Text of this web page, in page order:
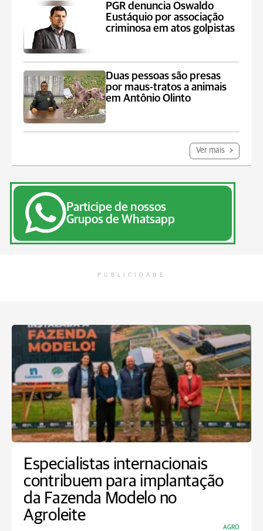
PGR denuncia Oswaldo
Eustáquio por associação
criminosa em atos golpistas
Duas pessoas são presas
por maus-tratos a animais
em Antônio Olinto
Ver mais
Participe de nossos
Grupos de Whatsapp
PUBLICIDADE
Especialistas internacionais
contribuem para implantação
da Fazenda Modelo no
Agroleite
AGRO